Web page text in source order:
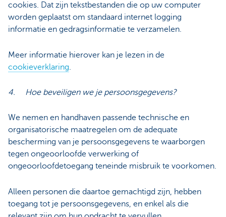
cookies. Dat zijn tekstbestanden die op uw computer
worden geplaatst om standaard internet logging
informatie en gedragsinformatie te verzamelen.
Meer informatie hierover kan je lezen in de
cookieverklaring.
4. Hoe beveiligen we je persoonsgegevens?
We nemen en handhaven passende technische en
organisatorische maatregelen om de adequate
bescherming van je persoonsgegevens te waarborgen
tegen ongeoorloofde verwerking of
ongeoorloofdetoegang teneinde misbruik te voorkomen.
Alleen personen die daartoe gemachtigd zijn, hebben
toegang tot je persoonsgegevens, en enkel als die